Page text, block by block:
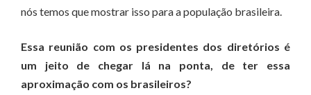
nós temos que mostrar isso para a população brasileira.
Essa reunião com os presidentes dos diretórios é
um jeito de chegar lá na ponta, de ter essa
aproximação com os brasileiros?